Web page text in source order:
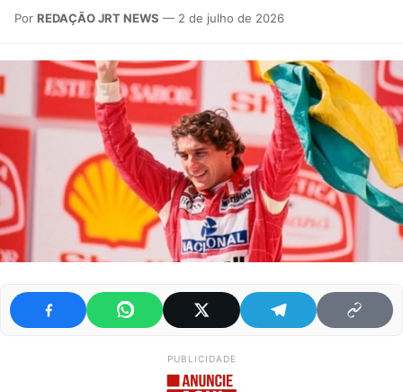
Por REDAÇÃO JRT NEWS — 2 de julho de 2026
PUBLICIDADE